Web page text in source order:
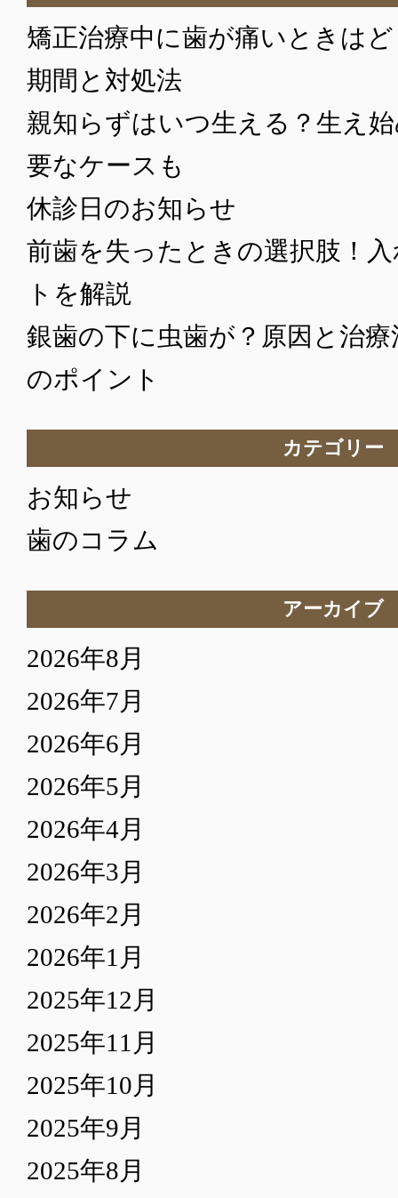
矯正治療中に歯が痛いときは
期間と対処法
親知らずはいつ生える？生え
要なケースも
休診日のお知らせ
前歯を失ったときの選択肢！
トを解説
銀歯の下に虫歯が？原因と治
のポイント
カテゴリー
お知らせ
歯のコラム
アーカイブ
2026年8月
2026年7月
2026年6月
2026年5月
2026年4月
2026年3月
2026年2月
2026年1月
2025年12月
2025年11月
2025年10月
2025年9月
2025年8月